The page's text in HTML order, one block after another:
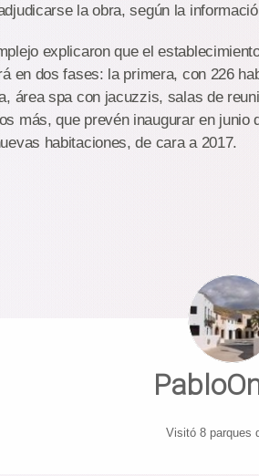
la obra, según la
explicaron que el
en dos fases: la primera, con 226
área spa con jacuzzis, salas de
más, que prevén inaugurar en junio
habitaciones, de cara a 2017.
Visitó 8 parques